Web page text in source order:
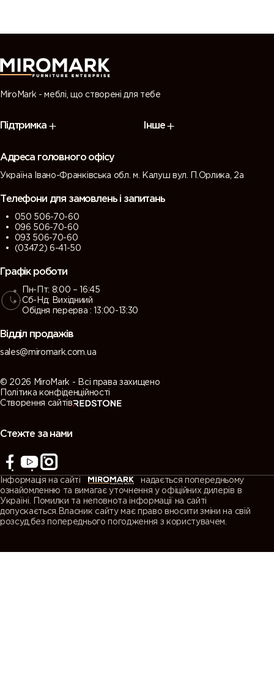
MiroMark - меблі, що створені для тебе
Підтримка Інше
Адреса головного офісу
Україна Івано-Франківська обл. м. Калуш вул. П.Орлика, 2а
Телефони для замовлень і запитань
050 506-70-60
096 506-70-60
093 506-70-60
(03472) 6-41-50
Графік роботи
Пн-Пт: 8:00 – 16:45
Сб-Нд: Вихідниий
Обідня перерва : 13:00-13:30
Відділ продажів
sales@miromark.com.ua
© 2026 MiroMark - Всі права захищено
Політика конфіденційності
Створення сайтів
Стежте за нами
Інформація на сайті
надається попередньому
ознайомленню та вимагає уточнення у офіційних дилерів в
Україні. Помилки та неповнота інформації на сайті
допускається.Власник сайту має право вносити зміни на свій
розсуд,без попереднього погодження з користувачем.